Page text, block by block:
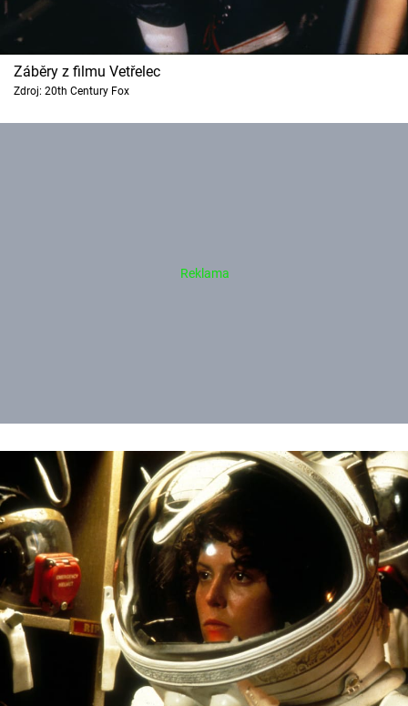
Záběry z filmu Vetřelec
Zdroj: 20th Century Fox